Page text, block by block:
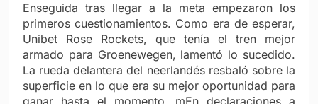
Enseguida tras llegar a la meta empezaron los
primeros cuestionamientos. Como era de esperar,
Unibet Rose Rockets, que tenía el tren mejor
armado para Groenewegen, lamentó lo sucedido.
La rueda delantera del neerlandés resbaló sobre la
superficie en lo que era su mejor oportunidad para